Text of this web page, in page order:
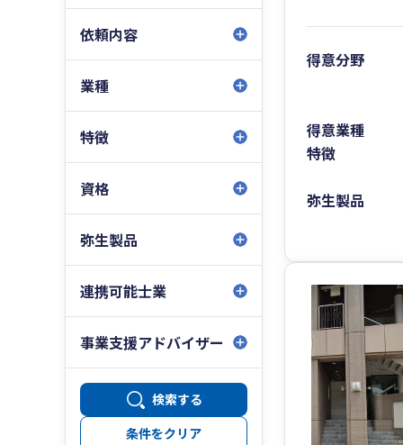
依頼内容
業種
特徴
資格
弥生製品
連携可能士業
事業支援アドバイザー
検索する
条件をクリア
得意分野
得意業種
特徴
弥生製品